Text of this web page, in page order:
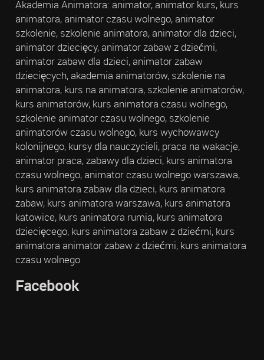
Akademia Animatora: animator, animator kurs, kurs
animatora, animator czasu wolnego, animator
szkolenie, szkolenie animatora, animator dla dzieci,
animator dziecięcy, animator zabaw z dziećmi,
animator zabaw dla dzieci, animator zabaw
dziecięcych, akademia animatorów, szkolenie na
animatora, kurs na animatora, szkolenie animatorów,
kurs animatorów, kurs animatora czasu wolnego,
szkolenie animator czasu wolnego, szkolenie
animatorów czasu wolnego, kurs wychowawcy
kolonijnego, kursy dla nauczycieli, praca na wakacje,
animator praca, zabawy dla dzieci, kurs animatora
czasu wolnego, animator czasu wolnego warszawa,
kurs animatora zabaw dla dzieci, kurs animatora
zabaw, kurs animatora warszawa, kurs animatora
katowice, kurs animatora rumia, kurs animatora
dziecięcego, kurs animatora zabaw z dziećmi, kurs
animatora animator zabaw z dziećmi, kurs animatora
czasu wolnego
Facebook